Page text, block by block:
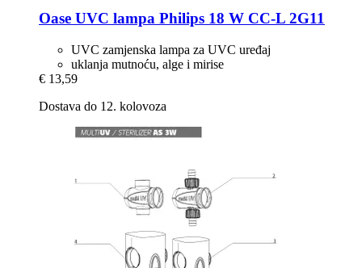
Oase UVC lampa Philips 18 W CC-​L 2G11
UVC zamjenska lampa za UVC uređaj
uklanja mutnoću, alge i mirise
€ 13,59
Dostava do 12. kolovoza